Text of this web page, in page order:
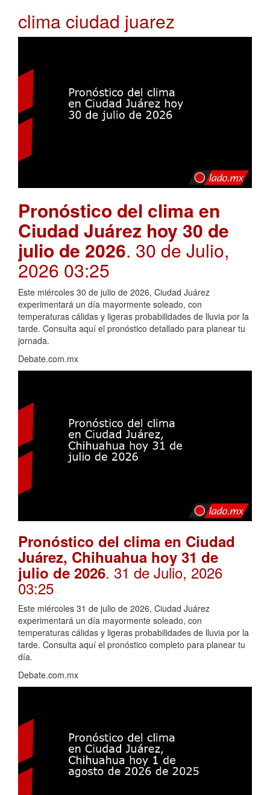
clima ciudad juarez
Pronóstico del clima en
Ciudad Juárez hoy 30 de
julio de 2026. 30 de Julio,
2026 03:25
Este miércoles 30 de julio de 2026, Ciudad Juárez
experimentará un día mayormente soleado, con
temperaturas cálidas y ligeras probabilidades de lluvia por la
tarde. Consulta aquí el pronóstico detallado para planear tu
jornada.
Debate.com.mx
Pronóstico del clima en Ciudad
Juárez, Chihuahua hoy 31 de
julio de 2026. 31 de Julio, 2026
03:25
Este miércoles 31 de julio de 2026, Ciudad Juárez
experimentará un día mayormente soleado, con
temperaturas cálidas y ligeras probabilidades de lluvia por la
tarde. Consulta aquí el pronóstico completo para planear tu
día.
Debate.com.mx